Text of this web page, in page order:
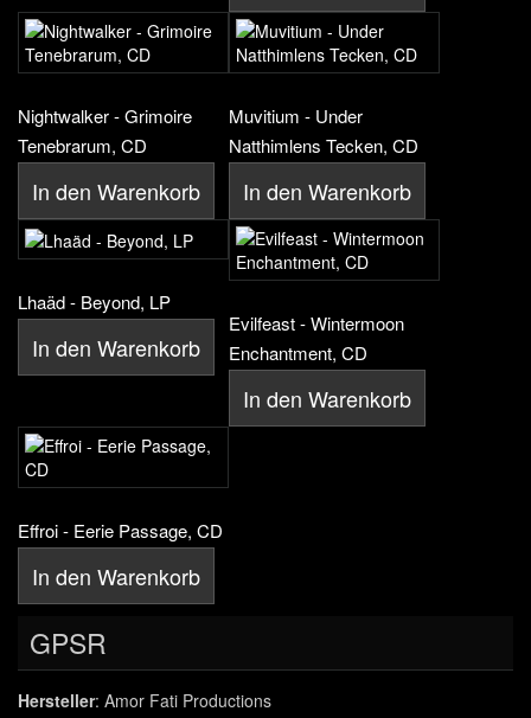
Nightwalker - Grimoire
Tenebrarum, CD
In den Warenkorb
Muvitium - Under
Natthimlens Tecken, CD
In den Warenkorb
Lhaäd - Beyond, LP
In den Warenkorb
Evilfeast - Wintermoon
Enchantment, CD
In den Warenkorb
Effroi - Eerie Passage, CD
In den Warenkorb
GPSR
Hersteller: Amor Fati Productions